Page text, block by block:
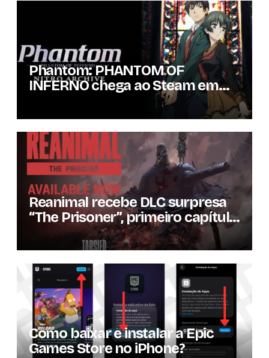
Phantom: PHANTOM OF
INFERNO chega ao Steam em
setembro com conteúdo da
versão lançada em 2013
Reanimal recebe DLC surpresa
“The Prisoner”, primeiro capítulo
da expansão de história
Como baixar e instalar a Epic
Games Store no iPhone?